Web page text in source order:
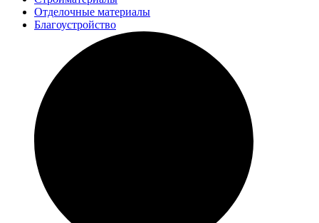
Отделочные материалы
Благоустройство